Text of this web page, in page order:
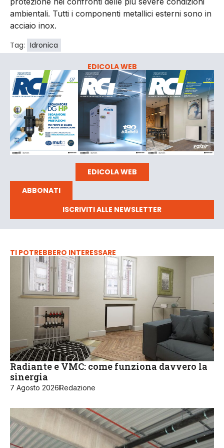
ambientali. Tutti i componenti metallici esterni sono in
acciaio inox.
Tag: Idronica
EDICOLA WEB
EDICOLA WEB
ABBONATI
ISCRIVITI ALLE NEWSLETTER
TI POTREBBERO INTERESSARE
Radiante e VMC: come funziona davvero la
sinergia
7 Agosto 2026Redazione